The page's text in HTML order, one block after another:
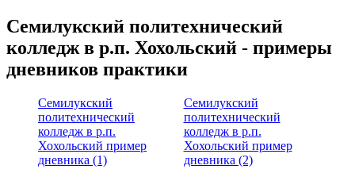
Семилукский политехнический
колледж в р.п. Хохольский - примеры
дневников практики
Семилукский
политехнический
колледж в р.п.
Хохольский пример
дневника (1)
Семилукский
политехнический
колледж в р.п.
Хохольский пример
дневника (2)